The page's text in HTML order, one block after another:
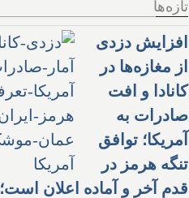
تازه‌ها
افزایش دزدی
از مغازه‌ها در
کانادا و افت
صادرات به
آمریکا؛ توافق
تنگه هرمز در
قدم آخر و آماده اعلان است؛